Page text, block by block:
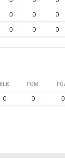
0 0 0
0 0 0
BLK FGM
0 0 0